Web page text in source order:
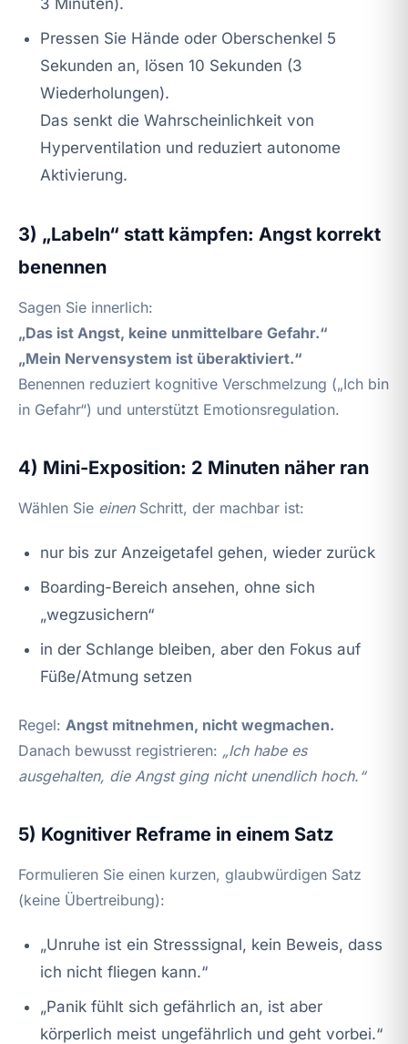
Pressen Sie Hände oder Oberschenkel 5
Sekunden an, lösen 10 Sekunden (3
Wiederholungen).
Das senkt die Wahrscheinlichkeit von
Hyperventilation und reduziert autonome
Aktivierung.
3) „Labeln“ statt kämpfen: Angst korrekt
benennen
Sagen Sie innerlich:
„Das ist Angst, keine unmittelbare Gefahr.“
„Mein Nervensystem ist überaktiviert.“
Benennen reduziert kognitive Verschmelzung („Ich bin
in Gefahr“) und unterstützt Emotionsregulation.
4) Mini-Exposition: 2 Minuten näher ran
Wählen Sie einenSchritt, der machbar ist:
nur bis zur Anzeigetafel gehen, wieder zurück
Boarding-Bereich ansehen, ohne sich
„wegzusichern“
in der Schlange bleiben, aber den Fokus auf
Füße/Atmung setzen
Regel: Angst mitnehmen, nicht wegmachen.
Danach bewusst registrieren: „Ich habe es
ausgehalten, die Angst ging nicht unendlich hoch.“
5) Kognitiver Reframe in einem Satz
Formulieren Sie einen kurzen, glaubwürdigen Satz
(keine Übertreibung):
„Unruhe ist ein Stresssignal, kein Beweis, dass
ich nicht fliegen kann.“
„Panik fühlt sich gefährlich an, ist aber
körperlich meist ungefährlich und geht vorbei.“